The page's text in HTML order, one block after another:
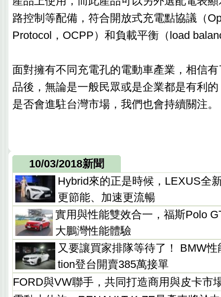
路控制等配備，符合開放式充電點協議（
Protocol，OCPP）和負載平衡（load
面對擁有不同充電孔的電動車產業，相信
品後，無論是一般民眾或是企業都是有利
是否會進駐台灣市場，我們也會持續關注。
10/03/2018新聞
Hybrid來的正是時候，LEXUS全
更節能、加速更流暢
實用與性能雙效合一，福斯Polo
大鵬灣性能體驗
又要讓買家排隊等待了！ BMW
tion登台開賣385萬接單
FORD與VW聯手，共同打造商用與皮卡市